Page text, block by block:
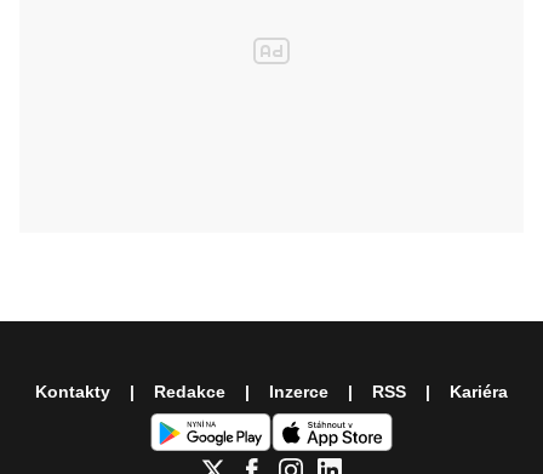
Kontakty Redakce Inzerce RSS Kariéra